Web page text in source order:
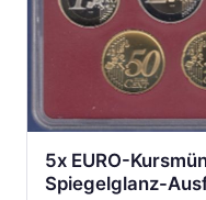
5x EURO-
Spiegelglanz-